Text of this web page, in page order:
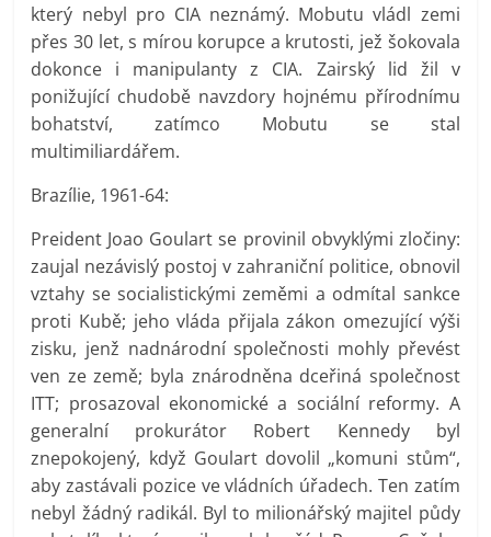
který nebyl pro CIA neznámý. Mobutu vládl zemi
přes 30 let, s mírou korupce a krutosti, jež šokovala
dokonce i manipulanty z CIA. Zairský lid žil v
ponižující chudobě navzdory hojnému přírodnímu
bohatství, zatímco Mobutu se stal
multimiliardářem.
Brazílie, 1961-64:
Preident Joao Goulart se provinil obvyklými zločiny:
zaujal nezávislý postoj v zahraniční politice, obnovil
vztahy se socialistickými zeměmi a odmítal sankce
proti Kubě; jeho vláda přijala zákon omezující výši
zisku, jenž nadnárodní společnosti mohly převést
ven ze země; byla znárodněna dceřiná společnost
ITT; prosazoval ekonomické a sociální reformy. A
generalní prokurátor Robert Kennedy byl
znepokojený, když Goulart dovolil „komuni stům“,
aby zastávali pozice ve vládních úřadech. Ten zatím
nebyl žádný radikál. Byl to milionářský majitel půdy